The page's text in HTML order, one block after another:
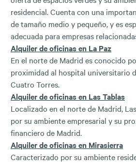
residencial. Cuenta con una
de tamaño medio y pequeño, y es
adecuada para empresas
Alquiler de oficinas en La Paz
En el norte de Madrid es conocido
proximidad al hospital universitario
Cuatro Torres.
Alquiler de oficinas en Las Tablas
Localizado en el norte de Madrid,
por su ambiente empresarial y su
financiero de Madrid.
Alquiler de oficinas en Mirasierra
Caracterizado por su ambiente